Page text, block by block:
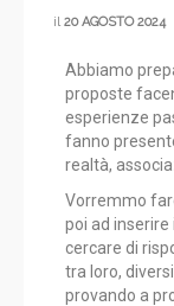
il 20 AGOSTO 2024
Abbiamo
proposte
esperienze
fanno
realtà,
Vorremmo
poi ad inserire
cercare di
tra loro,
provando a